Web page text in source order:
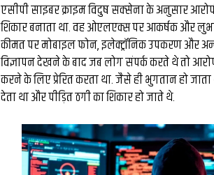
एसीपी साइबर क्राइम विदुष सक्‍सेना के अनुसार
शिकार बनाता था. वह ओएलएक्स पर आकर्षक और
कीमत पर मोबाइल फोन, इलेक्ट्रॉनिक उपकरण और
विज्ञापन देखने के बाद जब लोग संपर्क करते थे तो
करने के लिए प्रेरित करता था. जैसे ही भुगतान हो
देता था और पीड़ित ठगी का शिकार हो जाते थे.